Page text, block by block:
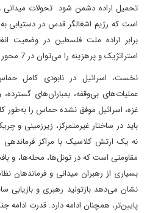
تحمیل اراده دشمن شود. تحولات
است که رژیم اشغالگر قدس در دستیابی به
برابر اراده ملت فلسطین در وضعیت
استراتژیک و پرهزینه را می‌توان در 7 محور اصلی مورد تحلیل قرار داد.
نخست، اسرائیل در نابودی کامل
عملیات‌های بی‌وقفه، بمباران‌های
غزه، اسرائیل موفق نشده حماس را به‌طور
باید در ساختار غیرمتمرکز، زیرزمینی
نه یک ارتش کلاسیک با مراکز
مقاومتی است که در تونل‌ها، محله‌ها، و
بسیاری از رهبران میدانی و فرماندهان
نشان می‌دهد بازتولید رهبری و بازیابی
پایین‌تر، همچنان ادامه دارد. قدرت